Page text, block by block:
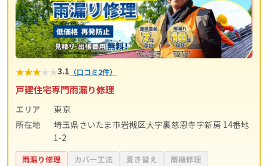
★★★★★3.1 （口コミ2件）
戸建住宅専門雨漏り修理
エリア
東京
所在地
埼玉県さいたま市岩槻区大字裏慈恩寺字新房 14番地
1-2
雨漏り修理 カバー工法 葺き替え
雨樋修理